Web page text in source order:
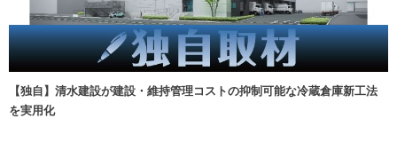
【独自】清水建設が建設・維持管理コストの抑制可能な冷蔵倉庫新工法
を実用化